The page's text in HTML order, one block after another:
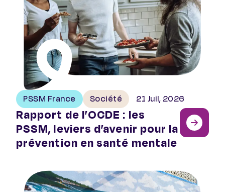
PSSM France Société 21 Juil, 2026
Rapport de l’OCDE : les
PSSM, leviers d’avenir pour la
prévention en santé mentale
Quels sont les bienfaits de l’art sur la santé mentale ?